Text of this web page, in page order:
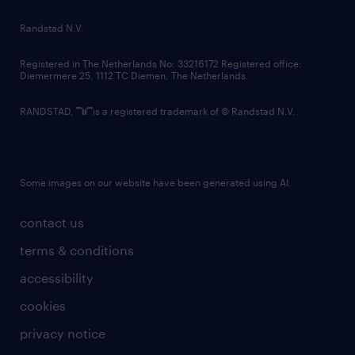
country websites
contact us
terms & conditions
accessibility
cookies
privacy notice
Randstad N.V.
Registered in The Netherlands No: 33216172 Registered office:
Diemermere 25, 1112 TC Diemen, The Netherlands.
RANDSTAD, is a registered trademark of © Randstad N.V.
Some images on our website have been generated using AI.